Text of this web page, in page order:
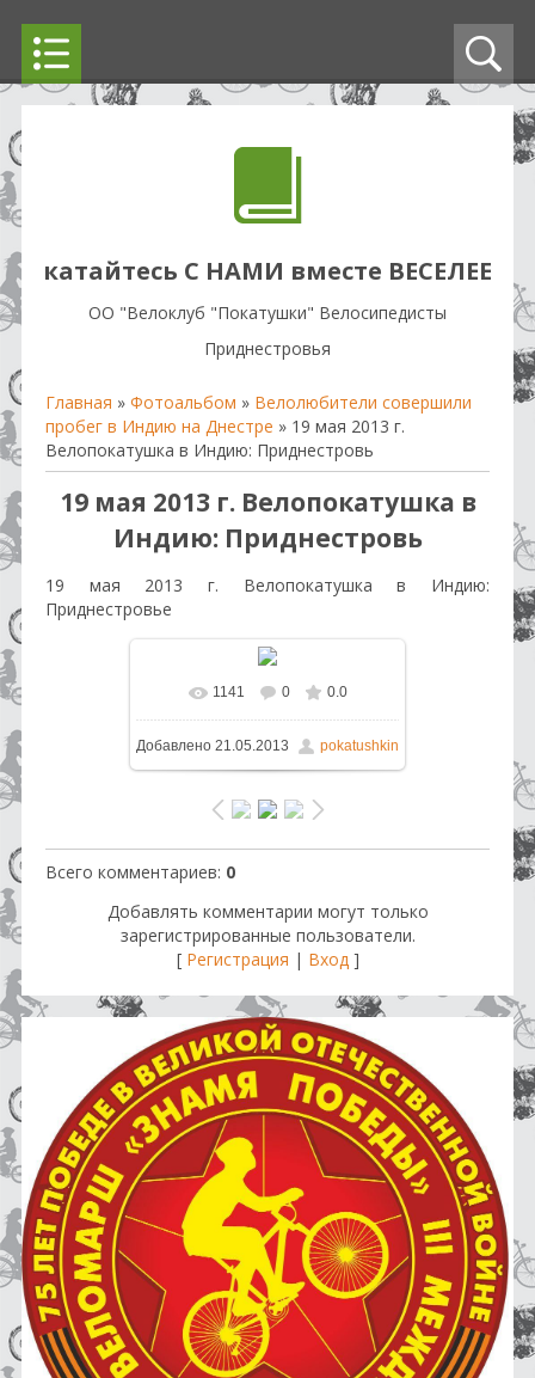
катайтесь С НАМИ вместе ВЕСЕЛЕЕ
OO "Велоклуб "Покатушки" Велосипедисты
Приднестровья
Главная » Фотоальбом » Велолюбители совершили
пробег в Индию на Днестре » 19 мая 2013 г.
Велопокатушка в Индию: Приднестровь
19 мая 2013 г. Велопокатушка в
Индию: Приднестровь
19 мая 2013 г. Велопокатушка в Индию:
Приднестровье
В реальном размере 1600x1200
/ 236.9Kb
1141 0 0.0
Добавлено 21.05.2013 pokatushkin
Всего комментариев: 0
Добавлять комментарии могут только
зарегистрированные пользователи.
[ Регистрация | Вход]